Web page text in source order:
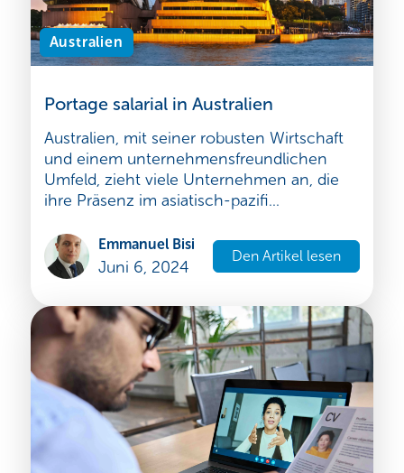
Australien
Portage salarial in Australien
Australien, mit seiner robusten Wirtschaft
und einem unternehmensfreundlichen
Umfeld, zieht viele Unternehmen an, die
ihre Präsenz im asiatisch-pazifi...
Emmanuel Bisi
Juni 6, 2024
Den Artikel lesen